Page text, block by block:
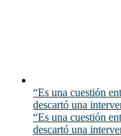
“Es una cuestión
descartó una
“Es una cuestión
descartó una